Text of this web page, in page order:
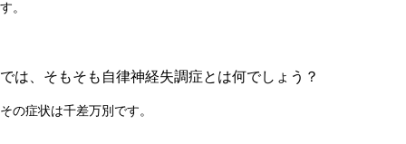
す。
では、そもそも自律神経失調症とは何でしょう？
その症状は千差万別です。